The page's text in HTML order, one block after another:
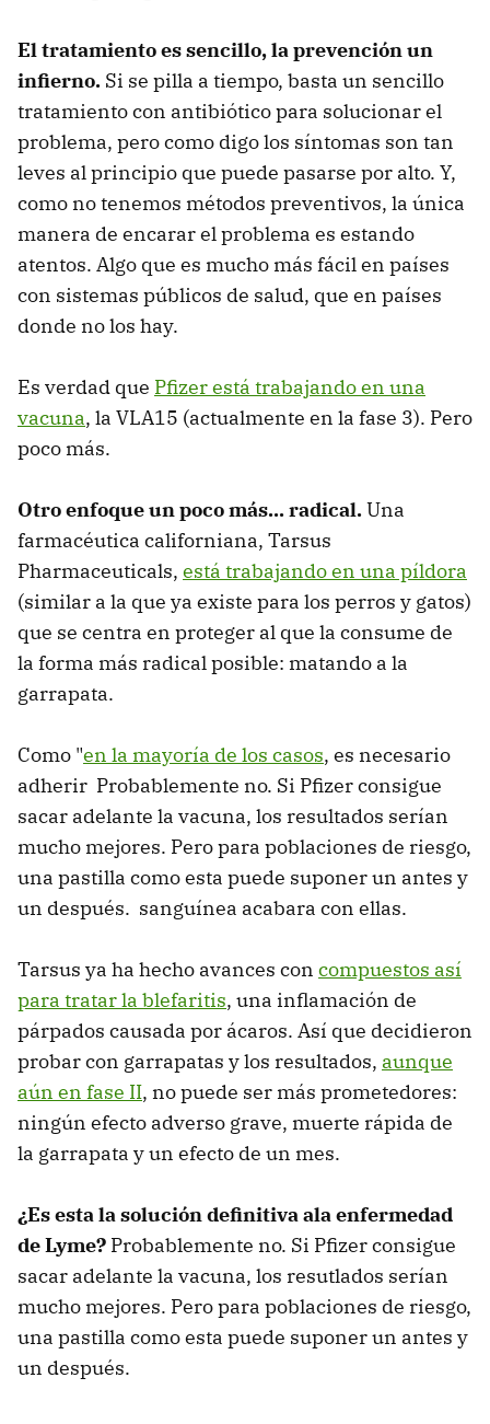
El tratamiento es sencillo, la prevención un
infierno. Si se pilla a tiempo, basta un sencillo
tratamiento con antibiótico para solucionar el
problema, pero como digo los síntomas son tan
leves al principio que puede pasarse por alto. Y,
como no tenemos métodos preventivos, la única
manera de encarar el problema es estando
atentos. Algo que es mucho más fácil en países
con sistemas públicos de salud, que en países
donde no los hay.
Es verdad que Pfizer está trabajando en una
vacuna, la VLA15 (actualmente en la fase 3). Pero
poco más.
Otro enfoque un poco más... radical.Una
farmacéutica californiana, Tarsus
Pharmaceuticals, está trabajando en una píldora
(similar a la que ya existe para los perros y gatos)
que se centra en proteger al que la consume de
la forma más radical posible: matando a la
garrapata.
Como "en la mayoría de los casos, es necesario
adherir Probablemente no. Si Pfizer consigue
sacar adelante la vacuna, los resultados serían
mucho mejores. Pero para poblaciones de riesgo,
una pastilla como esta puede suponer un antes y
un después. sanguínea acabara con ellas.
Tarsus ya ha hecho avances con compuestos así
para tratar la blefaritis, una inflamación de
párpados causada por ácaros. Así que decidieron
probar con garrapatas y los resultados, aunque
aún en fase II, no puede ser más prometedores:
ningún efecto adverso grave, muerte rápida de
la garrapata y un efecto de un mes.
¿Es esta la solución definitiva ala enfermedad
de Lyme? Probablemente no. Si Pfizer consigue
sacar adelante la vacuna, los resutlados serían
mucho mejores. Pero para poblaciones de riesgo,
una pastilla como esta puede suponer un antes y
un después.